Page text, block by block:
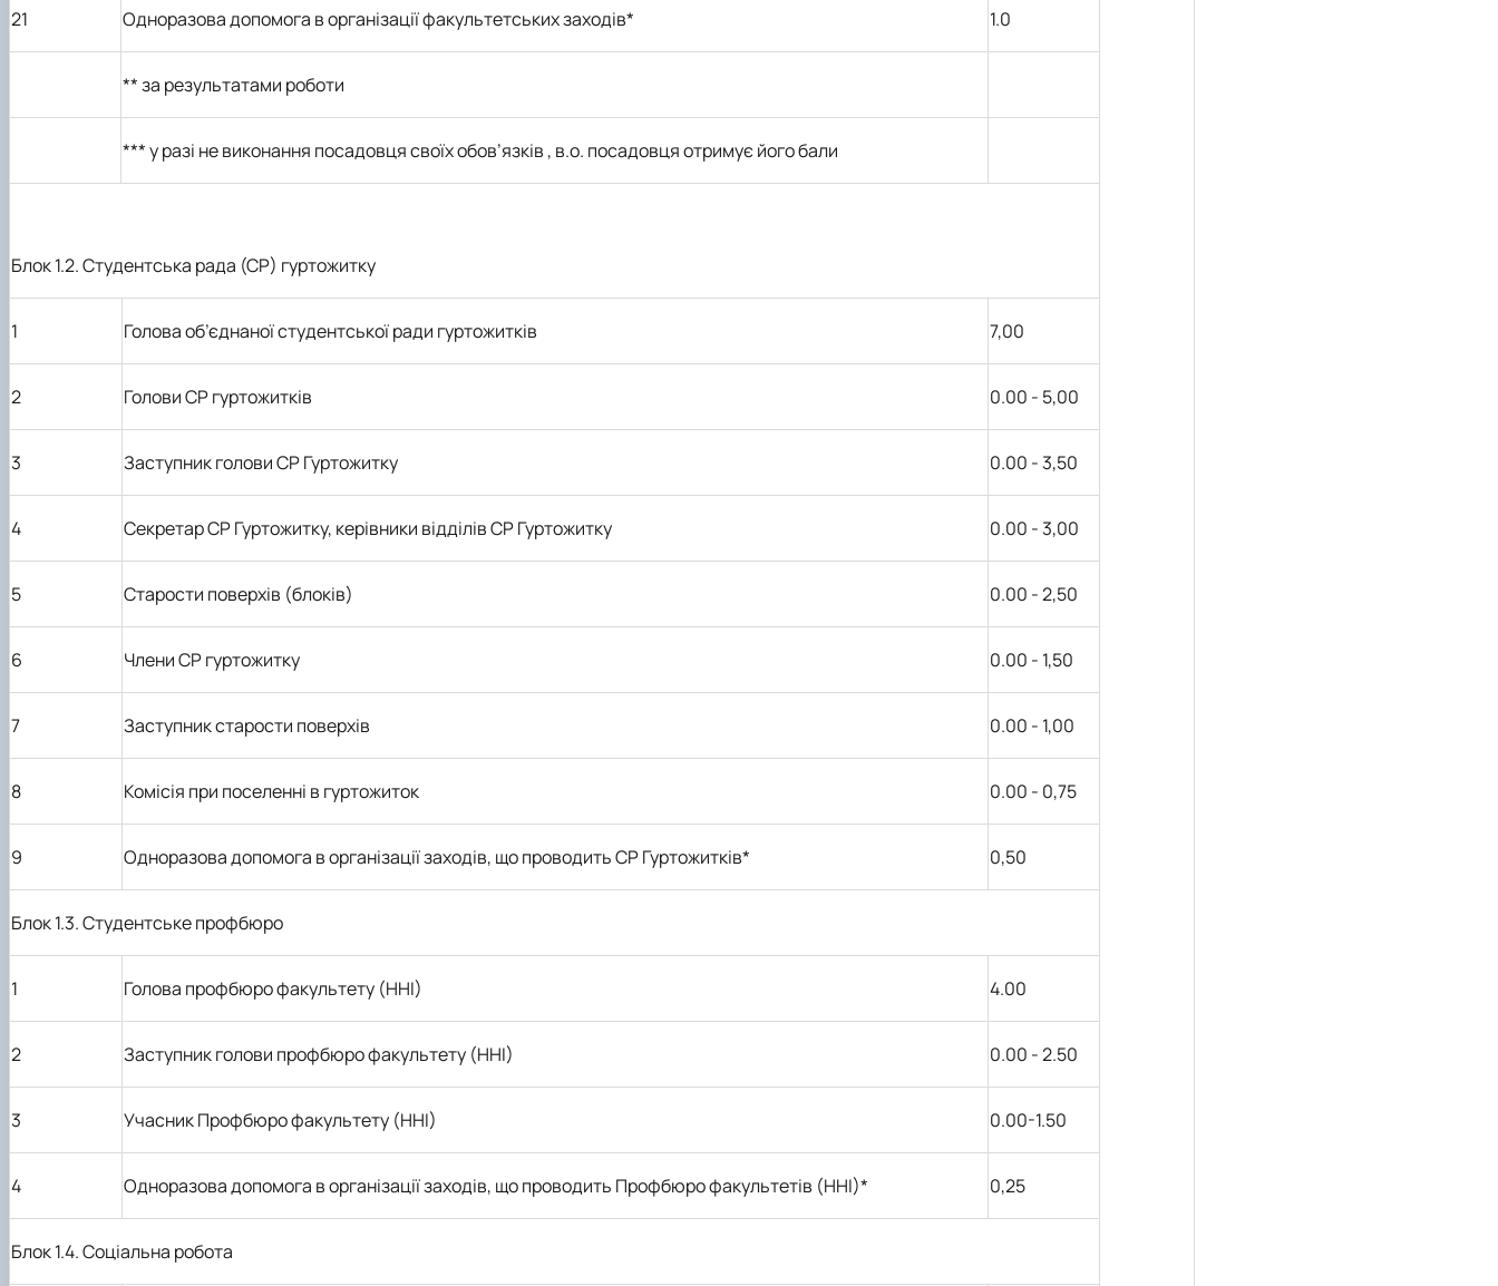
21 Одноразова допомога в організаціїфакультетськихзаходів* 1.0
** за результатами роботи
***у разі не виконання посадовця своїх обов’язків , в.о. посадовця отримує його бали
Блок 1.2. Студентська рада (СР) гуртожитку
1 Голова об’єднаної студентської ради гуртожитків 7,00
2 Голови СР гуртожитків 0.00 - 5,00
3 Заступник голови СР Гуртожитку 0.00 - 3,50
4 Секретар СР Гуртожитку, керівники відділів СР Гуртожитку 0.00 - 3,00
5 Старости поверхів (блоків) 0.00 - 2,50
6 Члени СР гуртожитку 0.00 - 1,50
7 Заступник старости поверхів 0.00 - 1,00
8 Комісія при поселенні в гуртожиток 0.00 - 0,75
9 Одноразова допомога в організації заходів, що проводить СР Гуртожитків* 0,50
Блок 1.3. Студентське профбюро
1 Голова профбюро факультету (ННІ) 4.00
2 Заступник голови профбюро факультету (ННІ) 0.00 -2.50
3 Учасник Профбюро факультету (ННІ) 0.00-1.50
4 Одноразова допомога в організації заходів, що проводить Профбюро факультетів (ННІ)* 0,25
Блок 1.4. Соціальна робота